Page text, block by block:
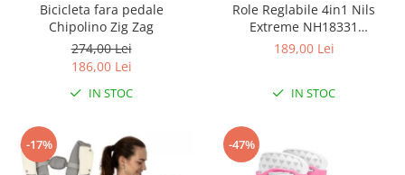
Bicicleta fara pedale
Chipolino Zig Zag
274,00 Lei
186,00 Lei
IN STOC
Role Reglabile 4in1 Nils
Extreme NH18331
Albastru/Gri
189,00 Lei
IN STOC
-17% -47%